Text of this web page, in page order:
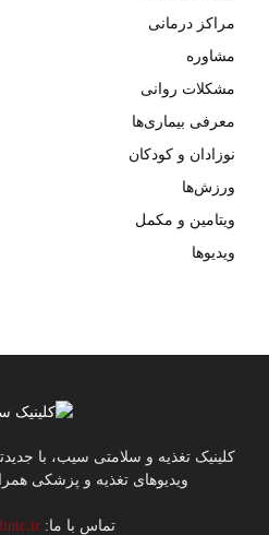
مراکز درمانی
مشاوره
مشکلات روانی
معرفی بیماری‌ها
نوزادان و کودکان
ورزش‌ها
ویتامین و مکمل
ویدیوها
کلینیک تغذیه و سلامتی سیب، با
ویدیوهای تغذیه و پزشکی
تماس با ما: